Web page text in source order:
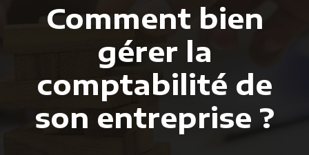
Comment bien
gérer la
comptabilité de
son entreprise ?